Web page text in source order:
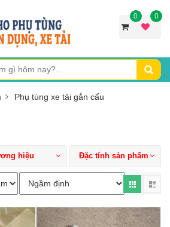
0 0
Phụ tùng xe tải gắn cẩu
hiệu Đặc tính sản phẩm